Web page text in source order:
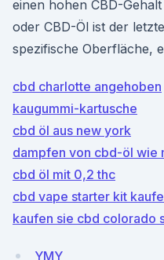
einen hohen CBD-
oder CBD-Öl ist der
spezifische Oberfläche,
cbd charlotte angehoben
kaugummi-kartusche
cbd öl aus new york
dampfen von cbd-öl wie
cbd öl mit 0,2 thc
cbd vape starter kit
kaufen sie cbd colorado
YMY